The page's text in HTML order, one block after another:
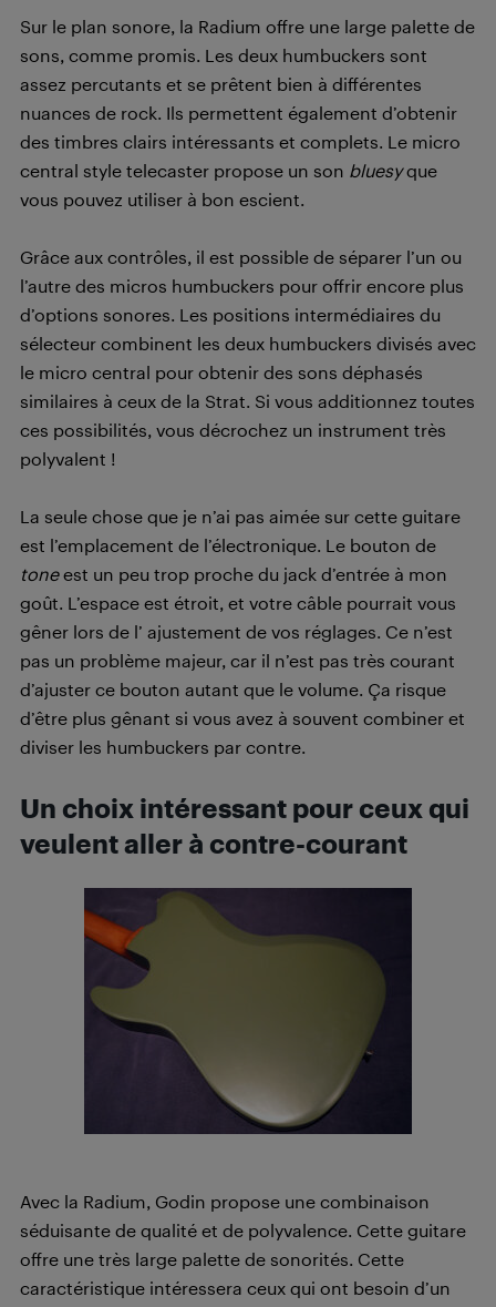
Sur le plan sonore, la Radium offre une large palette de
sons, comme promis. Les deux humbuckers sont
assez percutants et se prêtent bien à différentes
nuances de rock. Ils permettent également d’obtenir
des timbres clairs intéressants et complets. Le micro
central style telecaster propose un son bluesyque
vous pouvez utiliser à bon escient.
Grâce aux contrôles, il est possible de séparer l’un ou
l’autre des micros humbuckers pour offrir encore plus
d’options sonores. Les positions intermédiaires du
sélecteur combinent les deux humbuckers divisés avec
le micro central pour obtenir des sons déphasés
similaires à ceux de la Strat. Si vous additionnez toutes
ces possibilités, vous décrochez un instrument très
polyvalent !
La seule chose que je n’ai pas aimée sur cette guitare
est l’emplacement de l’électronique. Le bouton de
toneest un peu trop proche du jack d’entrée à mon
goût. L’espace est étroit, et votre câble pourrait vous
gêner lors de l’ ajustement de vos réglages. Ce n’est
pas un problème majeur, car il n’est pas très courant
d’ajuster ce bouton autant que le volume. Ça risque
d’être plus gênant si vous avez à souvent combiner et
diviser les humbuckers par contre.
Un choix intéressant pour ceux qui
veulent aller à contre-courant
Avec la Radium, Godin propose une combinaison
séduisante de qualité et de polyvalence. Cette guitare
offre une très large palette de sonorités. Cette
caractéristique intéressera ceux qui ont besoin d’un